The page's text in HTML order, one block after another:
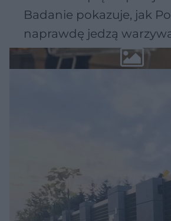
Badanie pokazuje, jak
naprawdę jedzą